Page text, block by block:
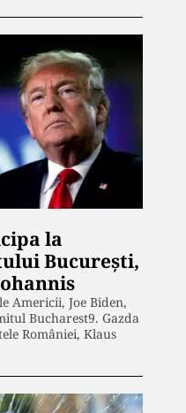
la
București,
Americii, Joe Biden,
Bucharest9. Gazda
României, Klaus